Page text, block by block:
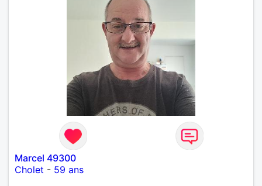
Marcel 49300
Cholet - 59 ans